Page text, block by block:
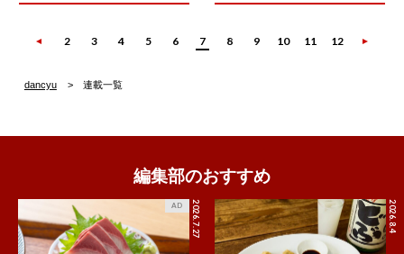
2 3 4 5 6 7 8 9 10 11 12
dancyu 連載一覧
編集部のおすすめ
2026.7.27
AD 2026.8.4